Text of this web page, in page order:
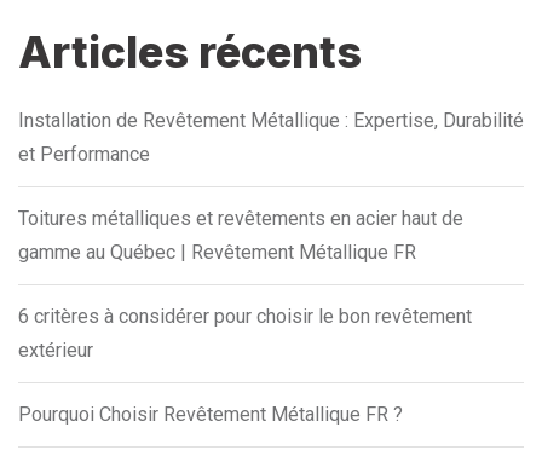
Articles récents
Installation de Revêtement Métallique : Expertise, Durabilité
et Performance
Toitures métalliques et revêtements en acier haut de
gamme au Québec | Revêtement Métallique FR
6 critères à considérer pour choisir le bon revêtement
extérieur
Pourquoi Choisir Revêtement Métallique FR ?